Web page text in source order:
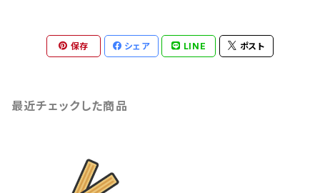
保存 シェア LINE ポスト
最近チェックした商品